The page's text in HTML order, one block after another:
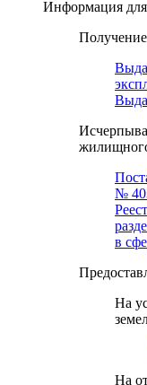
Информация
№
в
На
На